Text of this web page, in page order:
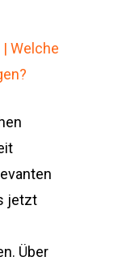
Welche
jetzt
Über